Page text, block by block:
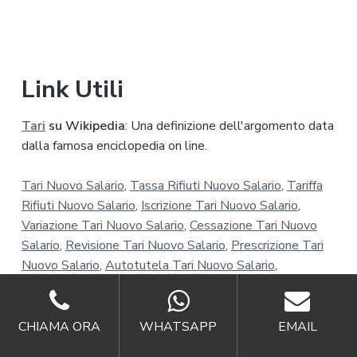
Link Utili
Tari su Wikipedia: Una definizione dell'argomento data
dalla famosa enciclopedia on line.
Tari Nuovo Salario, Tassa Rifiuti Nuovo Salario, Tariffa
Rifiuti Nuovo Salario, Iscrizione Tari Nuovo Salario,
Variazione Tari Nuovo Salario, Cessazione Tari Nuovo
Salario, Revisione Tari Nuovo Salario, Prescrizione Tari
Nuovo Salario, Autotutela Tari Nuovo Salario,
Accertamento Tari Nuovo Salario
Nuovo Salario
Suap Nuovo Salario
CHIAMA ORA
WHATSAPP EMAIL